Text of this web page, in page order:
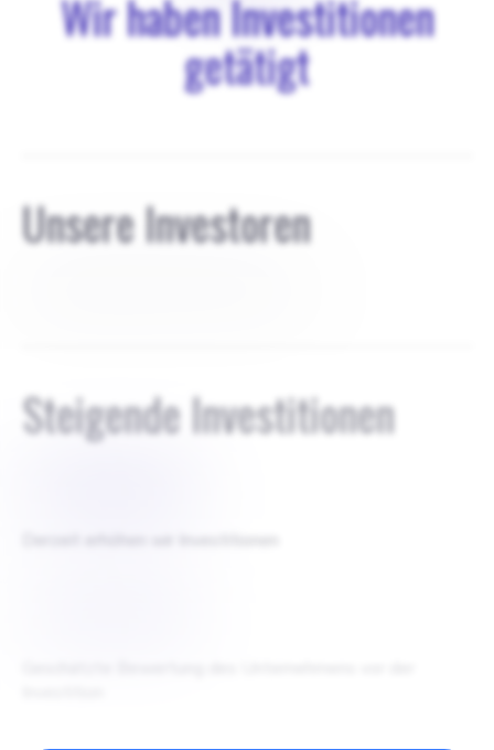
Wir haben Investitionen
getätigt
Unsere Investoren
Steigende Investitionen